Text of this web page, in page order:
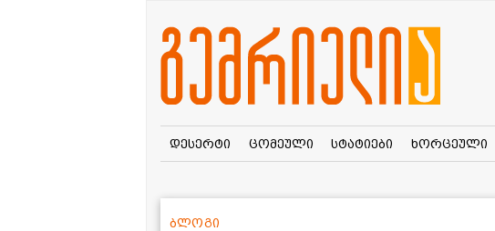
დესერტი ცომეული სტატიები ხორცეული
ბლოგი